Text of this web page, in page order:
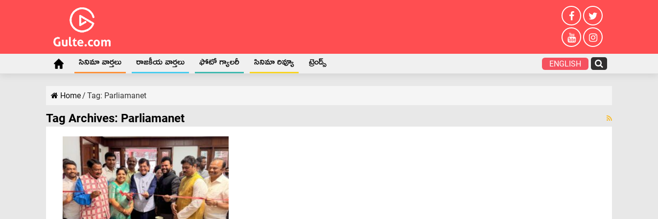
సినిమా వార్తలు రాజకీయ వార్తలు ఫోటో గ్యాలరీ సినిమా రివ్యూ ట్రెండ్స్ ENGLISH
Home/ Tag: Parliamanet
Tag Archives: Parliamanet